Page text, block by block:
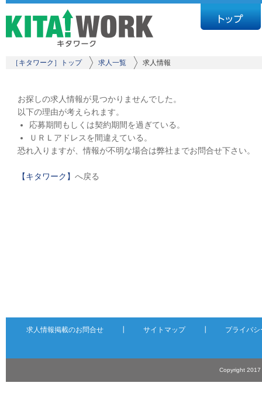
［キタワーク］トップ 求人一覧 求人情報
お探しの求人情報が見つかりませんでした。
以下の理由が考えられます。
応募期間もしくは契約期間を過ぎている。
ＵＲＬアドレスを間違えている。
恐れ入りますが、情報が不明な場合は弊社までお問合せ下さい。
【キタワーク】 へ戻る
求人情報掲載のお問合せ サイトマップ プライバ
Copyright